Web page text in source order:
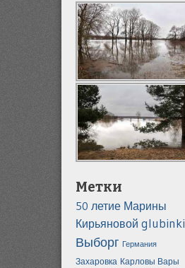
Метки
50 летие Марины
Кирьяновой glubinki
Выборг Германия
Захаровка Карловы Вары